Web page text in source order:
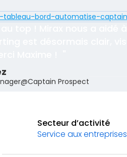
@Captain Prospect
Secteur d’activité
Service aux entreprises